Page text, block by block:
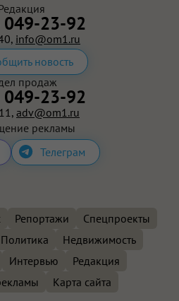
049-23-92
info@om1.ru
новость
продаж
049-23-92
adv@om1.ru
рекламы
Телеграм
Репортажи
Спецпроекты
Политика
Недвижимость
Интервью
Редакция
Карта сайта